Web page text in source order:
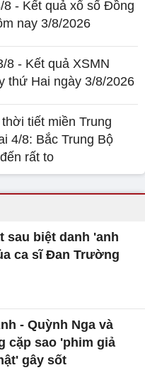
8 - Kết quả xổ số Đồng
nay 3/8/2026
8 - Kết quả XSMN
thứ Hai ngày 3/8/2026
tiết miền Trung
4/8: Bắc Trung Bộ
rất to
sau biệt danh 'anh
ca sĩ Đan Trường
- Quỳnh Nga và
cặp sao 'phim giả
gây sốt